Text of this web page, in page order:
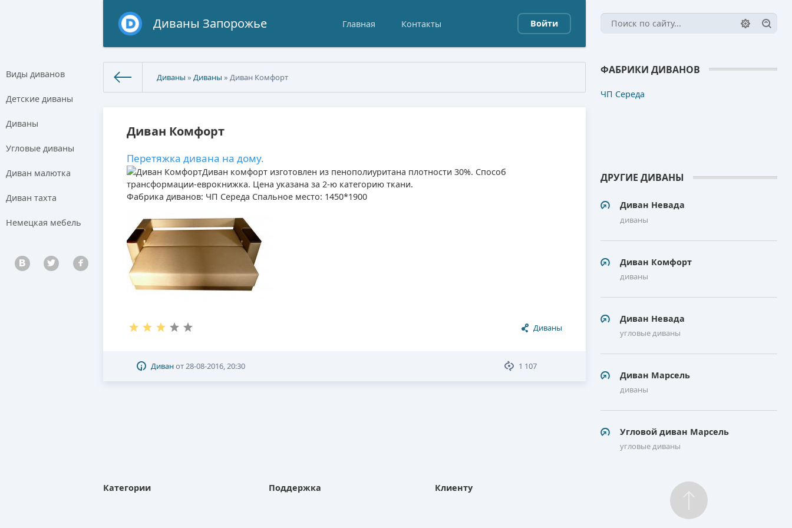
Диваны Запорожье Главная Контакты Войти
Виды диванов
Детские диваны
Диваны
Угловые диваны
Диван малютка
Диван тахта
Немецкая мебель
Диваны »Диваны » Диван Комфорт
Диван Комфорт
Перетяжка дивана на дому.
Диван комфорт изготовлен из пенополиуритана плотности 30%. Способ
трансформации-еврокнижка. Цена указана за 2-ю категорию ткани.
Фабрика диванов: ЧП Середа Спальное место: 1450*1900
Диваны
1 107
Диванот28-08-2016, 20:30
ФАБРИКИ ДИВАНОВ
ЧП Середа
ДРУГИЕ ДИВАНЫ
Диван Невада
диваны
Диван Комфорт
диваны
Диван Невада
угловые диваны
Диван Марсель
диваны
Угловой диван Марсель
угловые диваны
Категории Поддержка Клиенту